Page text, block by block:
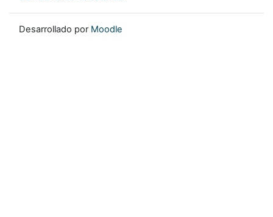
Desarrollado por Moodle